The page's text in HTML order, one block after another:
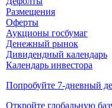
Получить доступ
Календарь событий
Дефолты
Размещения
Оферты
Аукционы госбумаг
Денежный рынок
Дивидендный календарь
Календарь инвестора